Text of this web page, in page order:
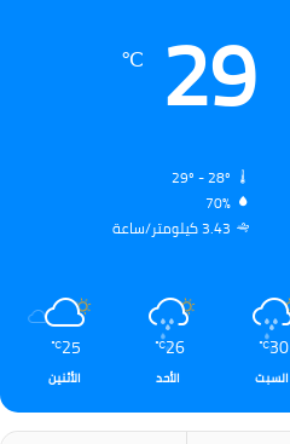
29
℃
70%
3.43 كيلومتر/ساعة
30
℃
السبت
26
℃
الأحد
25
℃
الأثنين